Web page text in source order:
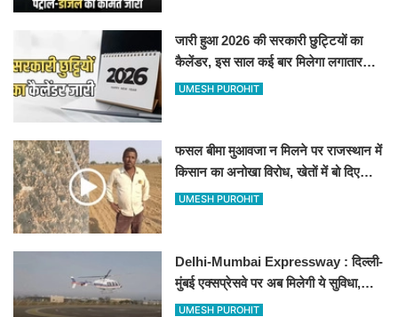
जारी हुआ 2026 की सरकारी छुट्टियों का
कैलेंडर, इस साल कई बार मिलेगा लगातार
अवकाश, देखें
UMESH PUROHIT
फसल बीमा मुआवजा न मिलने पर राजस्थान में
किसान का अनोखा विरोध, खेतों में बो दिए
500-500 रुपए के नोट, वीडियो वायरल
UMESH PUROHIT
Delhi-Mumbai Expressway : दिल्ली-
मुंबई एक्सप्रेसवे पर अब मिलेगी ये सुविधा,
हेलीकॉप्टर सर्विस से तुरंत घायल पहुंचेगा
UMESH PUROHIT